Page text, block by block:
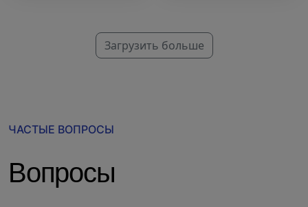
Загрузить больше
ЧАСТЫЕ ВОПРОСЫ
Вопросы